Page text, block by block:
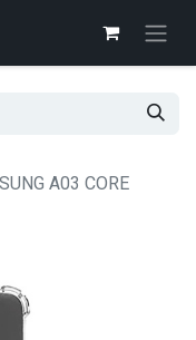
A03 CORE